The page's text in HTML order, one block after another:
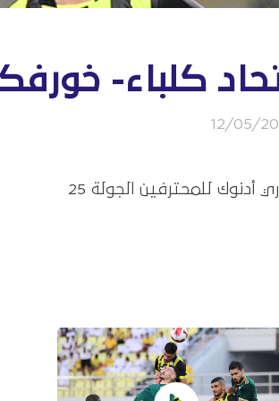
كلباء-
12/05/
أدنوك للمحترفين الجولة 25